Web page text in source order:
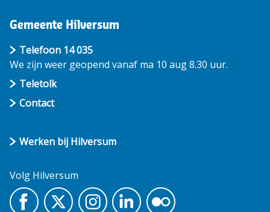
Gemeente Hilversum
Telefoon 14 035
We zijn weer geopend vanaf ma 10 aug 8.30 uur.
Teletolk
Contact
Werken bij Hilversum
Volg Hilversum